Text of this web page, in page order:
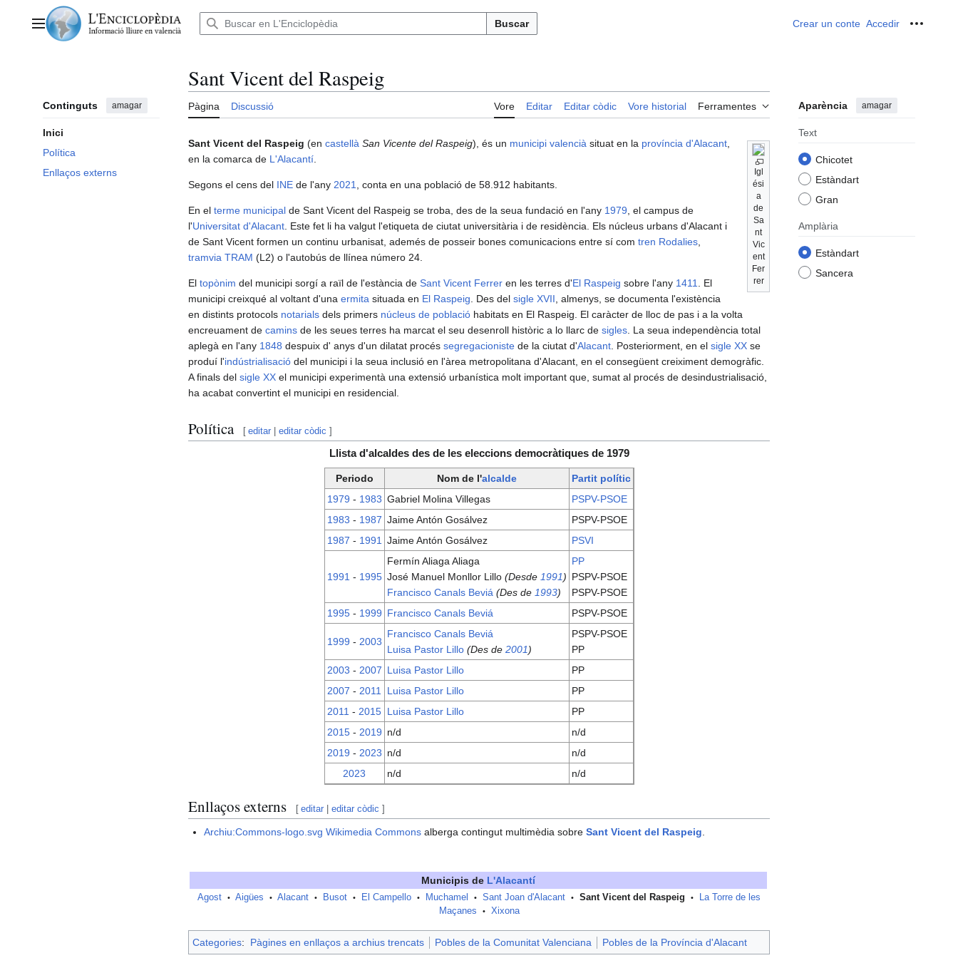
contingutMenú principal Buscar Crear un conte Accedir
Continguts amagar
Inici
Política
Enllaços externs
Sant Vicent del Raspeig
Pàgina Discussió Vore Editar Editar còdic Vore historial Ferramentes Aparència amagar
Text
Chicotet
Estàndart
Gran
Amplària
Estàndart
Sancera
Igl
ési
a
de
Sa
nt
Vic
ent
Fer
rer
Sant Vicent del Raspeig (en castellà San Vicente del Raspeig), és un municipi valencià situat en la província d'Alacant
en la comarca de L'Alacantí
Segons el cens del INE de l'any 2021 , conta en una població de 58.912 habitants.
En el terme municipal de Sant Vicent del Raspeig se troba, des de la seua fundació en l'any 1979 , el campus de
l'Universitat d'Alacant . Este fet li ha valgut l'etiqueta de ciutat universitària i de residència. Els núcleus urbans d'Alacant i
de Sant Vicent formen un continu urbanisat, ademés de posseir bones comunicacions entre sí com tren Rodalies
tramvia TRAM (L2) o l'autobús de llínea número 24.
El topònim del municipi sorgí a raïl de l'estància de Sant Vicent Ferrer en les terres d'El Raspeig sobre l'any 1411
. El
municipi creixqué al voltant d'una ermita situada en El Raspeig . Des del sigle XVII , almenys, se documenta l'existència
en distints protocols notarials dels primers núcleus de població habitats en El Raspeig. El caràcter de lloc de pas i a la volta
encreuament de camins de les seues terres ha marcat el seu desenroll històric a lo llarc de sigles . La seua independència total
aplegà en l'any 1848 despuix d' anys d'un dilatat procés segregacioniste de la ciutat d'Alacant . Posteriorment, en el sigle XX se
produí l'indústrialisació del municipi i la seua inclusió en l'àrea metropolitana d'Alacant, en el consegüent creiximent demogràfic.
A finals del sigle XX el municipi experimentà una extensió urbanística molt important que, sumat al procés de desindustrialisació,
ha acabat convertint el municipi en residencial.
Política [ editar |editar còdic ]
Llista d'alcaldes des de les eleccions democràtiques de 1979
Periodo Nom de l'alcalde
Partit polític
1979 - 1983 Gabriel Molina Villegas
PSPV-PSOE
1983 - 1987 Jaime Antón Gosálvez
PSPV-PSOE
1987 - 1991 Jaime Antón Gosálvez PSVI
1991 - 1995
Fermín Aliaga Aliaga
José Manuel Monllor Lillo (Desde 1991)
Francisco Canals Beviá (Des de 1993)
PP
PSPV-PSOE
PSPV-PSOE
1995- 1999 Francisco Canals Beviá PSPV-PSOE
1999 - 2003
Francisco Canals Beviá
Luisa Pastor Lillo (Des de 2001)
PSPV-PSOE
PP
2003 - 2007 Luisa Pastor Lillo
PP
2007 - 2011 Luisa Pastor Lillo
PP
2011 - 2015 Luisa Pastor Lillo
PP
2015- 2019 n/d
n/d
2019 - 2023 n/d
n/d
2023
n/d n/d
Enllaços externs [ editar |editar còdic ]
Archiu:Commons-logo.svg Wikimedia Commons alberga contingut multimèdia sobreSant Vicent del Raspeig.
Municipis de L'Alacantí
Agost • Aigües • Alacant • Busot • El Campello • Muchamel • Sant Joan d'Alacant • Sant Vicent del Raspeig •
La Torre de les
Maçanes
• Xixona
Categories: Pàgines en enllaços a archius trencats Pobles de la Comunitat Valenciana Pobles de la Província d'Alacant